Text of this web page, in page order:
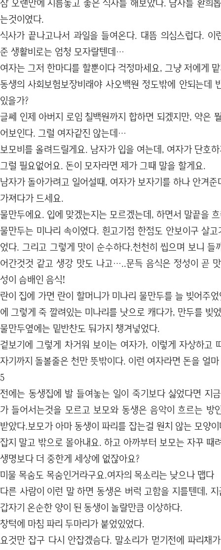
참 오랜만에 시름놓고 좋은 식사를 해보았다. 남자를 환희
는것이였다.
식사가 끝나고나서 과일을 들여온다. 대뜸 의심스럽다. 이
준 생활비로는 엄청 모자랄텐데…
여자는 그저 한마디를 할뿐이다 걱정마세요, 그냥 저에게
동생의 사회보험보장비래야 사오백원 정도밖에 안되는데
있을가?
글쎄 인제 아버지 로임 칠백원까지 합하면 되겠지만, 약은
어보인다. 그럴 여자같진 않는데…
보모비를 올려드릴게요. 남자가 입을 여는데, 여자가 단호
그럴 필요없어요. 돈이 모자라면 제가 그때 말을 할게요.
남자가 돌아가려고 일어설때, 여자가 보자기를 하나 안겨준
가져다가 드세요.
물만두에요. 입에 맞겠는지는 모르겠는데, 하면서 말끝을
물만두는 미나리 속이였다. 흰고기점 한점도 안보이구 살
었다. 그리고 그렇게 맛이 순수하다.천천히 씹으며 보니 들
어간것것 같고 생강 맛도 나고…..문득 음식은 정성이 곧
성이 슴배인 음식!
란이 집에 가면 란이 할머니가 미나리 물만두를 늘 빚어주
에 그렇게 죽 깔려있는 미나리를 낫으로 캐다가, 만두를 빚
물만두옆에는 밑반찬도 둬가지 챙겨넣었다.
겉보기에 그렇게 차거워 보이는 여자가, 이렇게 자상하고
자기까지 돌볼줄은 천만 뜻밖이다. 이런 여자라면 돈을 얼
5
전에는 동생집에 발 들여놓는 일이 죽기보다 싫었다면 지
가 들어서는것을 모르고 보모와 동생은 음악이 흐르는 방
받았다.보모가 아마 동생이 파리를 잡는걸 원치 않는 모양
잡지 말고 밖으로 몰아내요. 하고 아까부터 보모는 자꾸 때
생명보다 더 중한게 세상에 없잖아요?
미물 목숨도 목숨인거라구요.여자의 목소리는 낮으나 맵다
다른 사람이 이런 말 하면 동생은 버럭 고함을 지를텐데,
갑자기 온순한 양이 된 동생이 놀랄만큼 이상하다.
창턱에 마침 파리 두마리가 붙었있었다.
요것만 잡구 다시 안잡겠슴다. 말소리가 먿기전에 파리채